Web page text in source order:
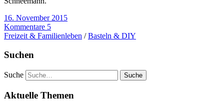
16. November 2015
Kommentare 5
Freizeit & Familienleben /Basteln & DIY
Suchen
Suche
Aktuelle Themen